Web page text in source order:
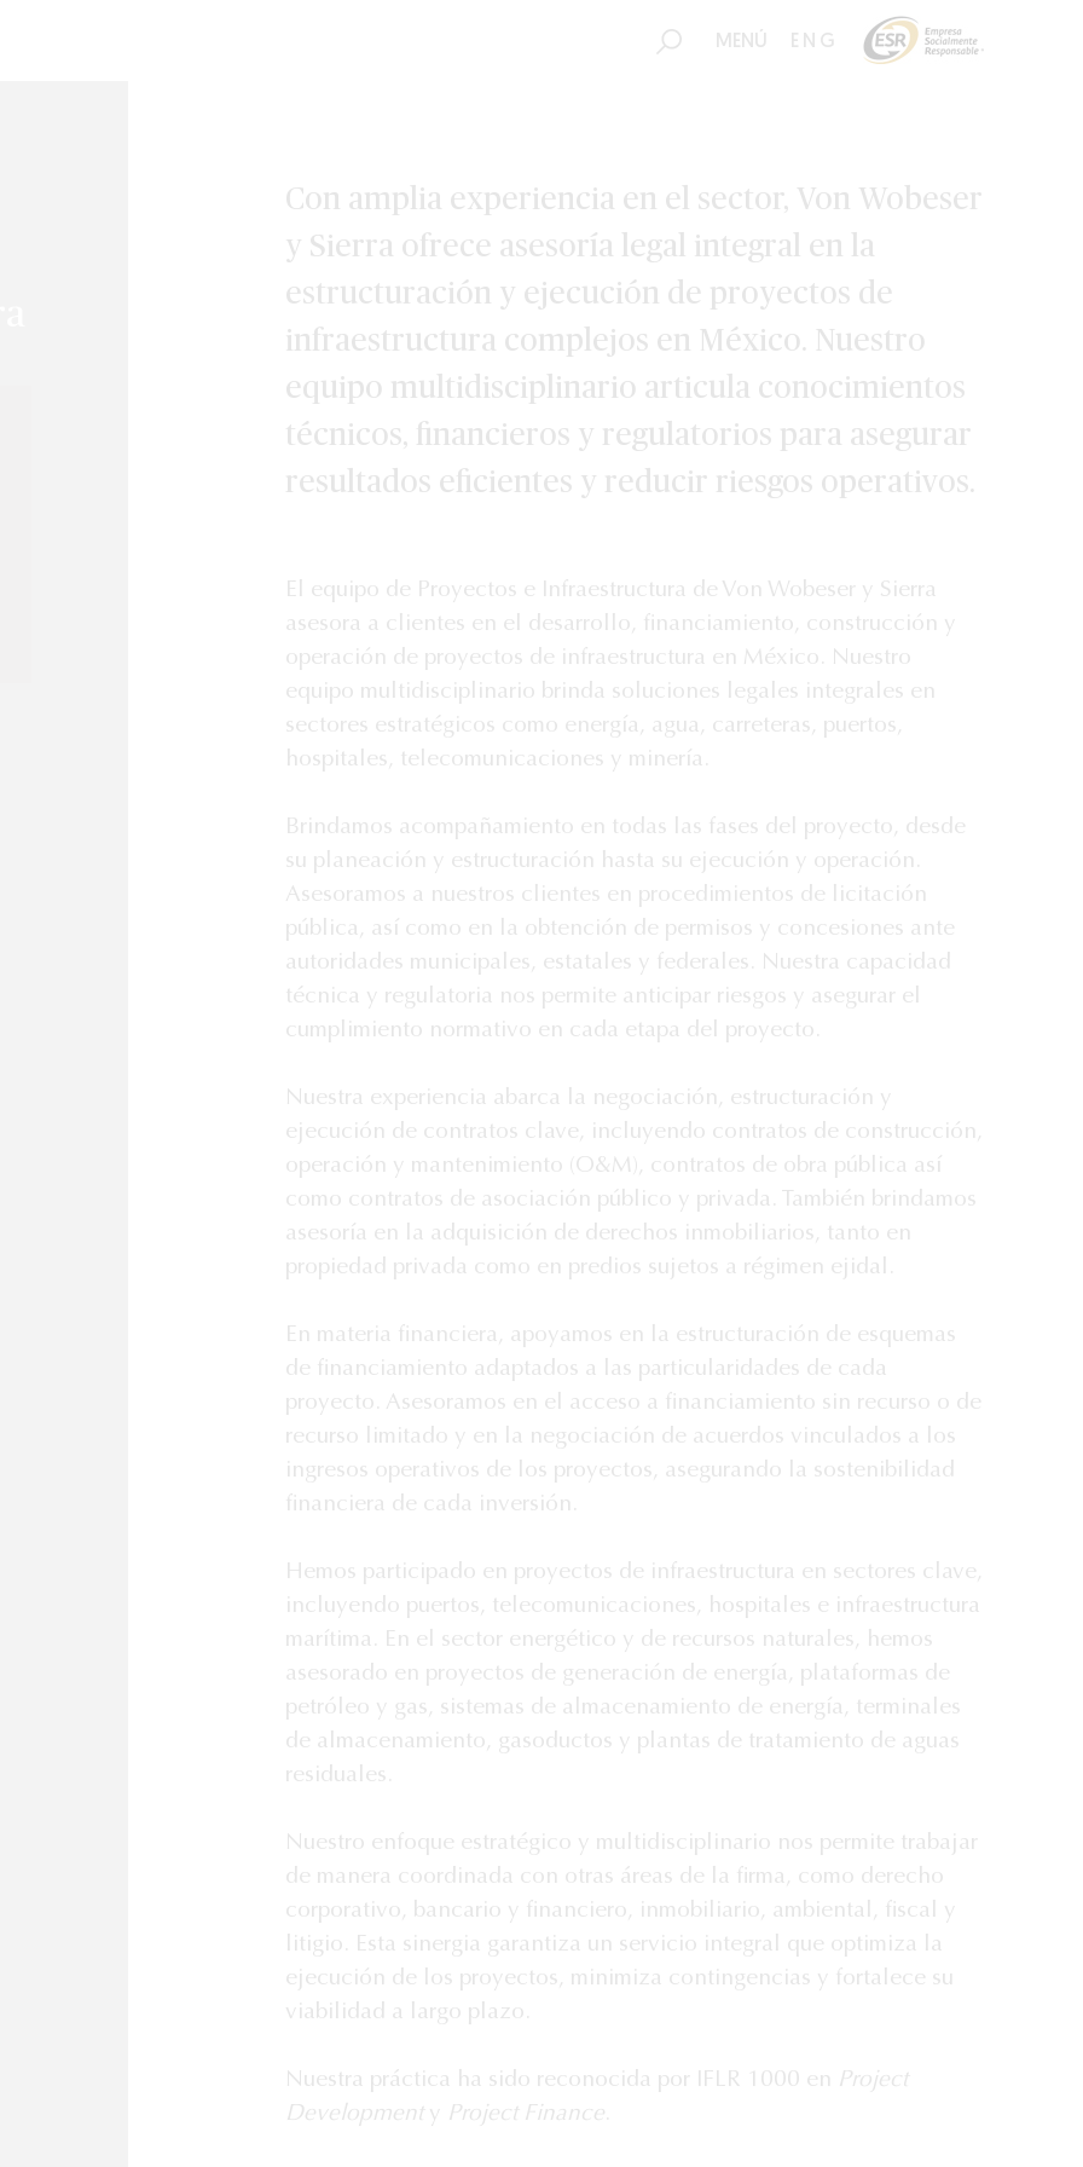
MENÚ ENG
Con amplia experiencia en el sector, Von Wobeser
y Sierra ofrece asesoría legal integral en la
estructuración y ejecución de proyectos de
infraestructura complejos en México. Nuestro
equipo multidisciplinario articula conocimientos
técnicos, financieros y regulatorios para asegurar
resultados eficientes y reducir riesgos operativos.
El equipo de Proyectos e Infraestructura de Von Wobeser y Sierra
asesora a clientes en el desarrollo, financiamiento, construcción y
operación de proyectos de infraestructura en México. Nuestro
equipo multidisciplinario brinda soluciones legales integrales en
sectores estratégicos como energía, agua, carreteras, puertos,
hospitales, telecomunicaciones y minería.
Brindamos acompañamiento en todas las fases del proyecto, desde
su planeación y estructuración hasta su ejecución y operación.
Asesoramos a nuestros clientes en procedimientos de licitación
pública, así como en la obtención de permisos y concesiones ante
autoridades municipales, estatales y federales. Nuestra capacidad
técnica y regulatoria nos permite anticipar riesgos y asegurar el
cumplimiento normativo en cada etapa del proyecto.
Nuestra experiencia abarca la negociación, estructuración y
ejecución de contratos clave, incluyendo contratos de construcción,
operación y mantenimiento (O&M), contratos de obra pública así
como contratos de asociación público y privada. También brindamos
asesoría en la adquisición de derechos inmobiliarios, tanto en
propiedad privada como en predios sujetos a régimen ejidal.
En materia financiera, apoyamos en la estructuración de esquemas
de financiamiento adaptados a las particularidades de cada
proyecto. Asesoramos en el acceso a financiamiento sin recurso o de
recurso limitado y en la negociación de acuerdos vinculados a los
ingresos operativos de los proyectos, asegurando la sostenibilidad
financiera de cada inversión.
Hemos participado en proyectos de infraestructura en sectores clave,
incluyendo puertos, telecomunicaciones, hospitales e infraestructura
marítima. En el sector energético y de recursos naturales, hemos
asesorado en proyectos de generación de energía, plataformas de
petróleo y gas, sistemas de almacenamiento de energía, terminales
de almacenamiento, gasoductos y plantas de tratamiento de aguas
residuales.
Nuestro enfoque estratégico y multidisciplinario nos permite trabajar
de manera coordinada con otras áreas de la firma, como derecho
corporativo, bancario y financiero, inmobiliario, ambiental, fiscal y
litigio. Esta sinergia garantiza un servicio integral que optimiza la
ejecución de los proyectos, minimiza contingencias y fortalece su
viabilidad a largo plazo.
Nuestra práctica ha sido reconocida por IFLR 1000 en Project
Development y Project Finance